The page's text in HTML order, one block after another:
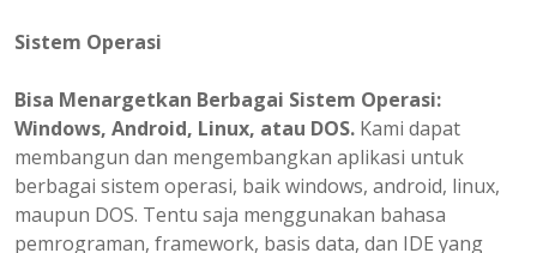
Sistem Operasi
Bisa Menargetkan Berbagai Sistem Operasi:
Windows, Android, Linux, atau DOS. Kami dapat
membangun dan mengembangkan aplikasi untuk
berbagai sistem operasi, baik windows, android, linux,
maupun DOS. Tentu saja menggunakan bahasa
pemrograman, framework, basis data, dan IDE yang